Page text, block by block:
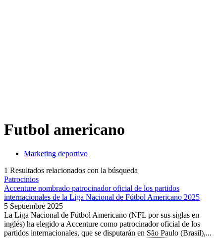
Futbol americano
Marketing deportivo
1 Resultados relacionados con la búsqueda
Patrocinios
Accenture nombrado patrocinador oficial de los partidos
internacionales de la Liga Nacional de Fútbol Americano 2025
5 Septiembre 2025
La Liga Nacional de Fútbol Americano (NFL por sus siglas en
inglés) ha elegido a Accenture como patrocinador oficial de los
partidos internacionales, que se disputarán en São Paulo (Brasil),...